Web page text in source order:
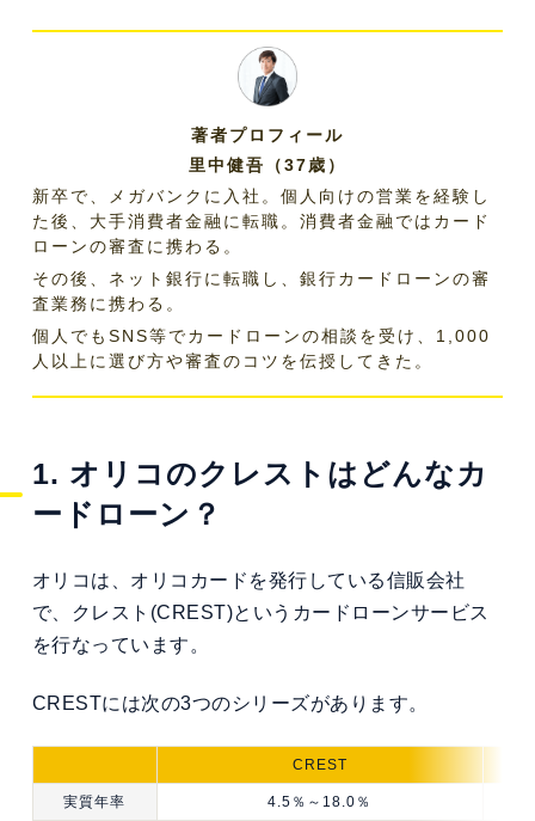
著者プロフィール
里中健吾（37歳）
新卒で、メガバンクに入社。個人向けの営業を経験し
た後、大手消費者金融に転職。消費者金融ではカード
ローンの審査に携わる。
その後、ネット銀行に転職し、銀行カードローンの審
査業務に携わる。
個人でもSNS等でカードローンの相談を受け、1,000
人以上に選び方や審査のコツを伝授してきた。
1. オリコのクレストはどんなカ
ードローン？
オリコは、オリコカードを発行している信販会社
で、クレスト(CREST)というカードローンサービス
を行なっています。
CRESTには次の3つのシリーズがあります。
CREST
実質年率 4.5％～18.0％